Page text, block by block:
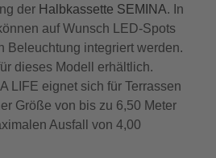
der Halbkassette SEMINA. In
auf Wunsch LED-Spots
Beleuchtung integriert werden.
dieses Modell erhältlich.
LIFE eignet sich für Terrassen
Größe von bis zu 6,50 Meter
Ausfall von 4,00